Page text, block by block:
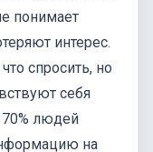
понимает
интерес.
спросить, но
себя
70% людей
на